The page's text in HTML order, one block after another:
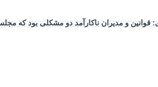
و مدیران ناکارآمد دو مشکلی بود که